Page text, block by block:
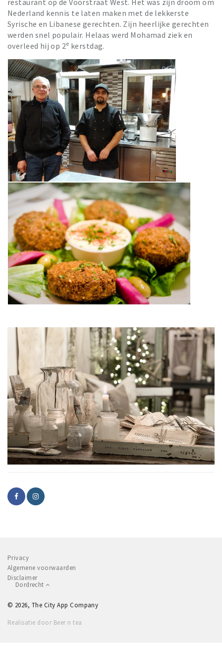
restaurant op de Voorstraat West. Het was zijn droom om
Nederland kennis te laten maken met de lekkerste
Syrische en Libanese gerechten. Zijn heerlijke gerechten
werden snel populair. Helaas werd Mohamad ziek en
overleed hij op 2e kerstdag.
Privacy
Algemene voorwaarden
Disclaimer
Dordrecht
© 2026, The City App Company
Realisatie door Beer n tea